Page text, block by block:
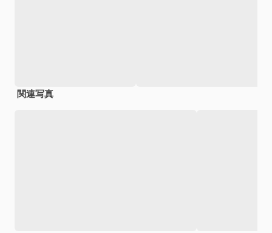
関連写真